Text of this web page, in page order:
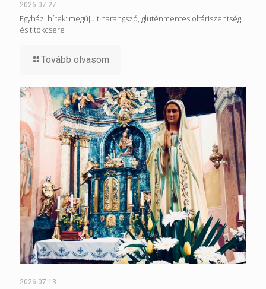
2026-07-27
Egyházi hírek: megújult harangszó, gluténmentes oltáriszentség
és titokcsere
Tovább olvasom
2026-07-13